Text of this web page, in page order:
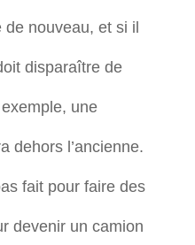
nouveau, et si il
disparaître de
une
dehors l’ancienne.
fait pour faire des
devenir un camion